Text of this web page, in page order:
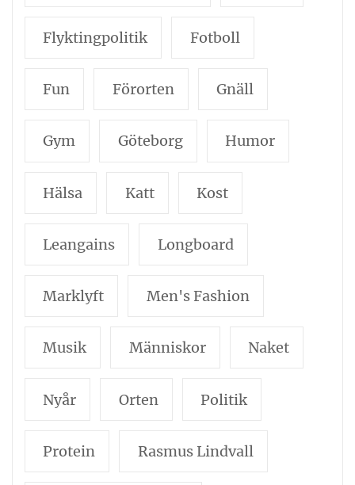
Flyktingpolitik Fotboll
Fun Förorten Gnäll
Gym Göteborg Humor
Hälsa Katt Kost
Leangains Longboard
Marklyft Men's Fashion
Musik Människor Naket
Nyår Orten Politik
Protein Rasmus Lindvall